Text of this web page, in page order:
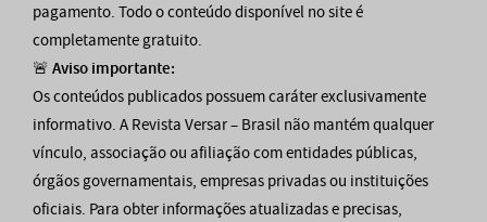
pagamento. Todo o conteúdo disponível no site é
completamente gratuito.
🚨 Aviso importante:
Os conteúdos publicados possuem caráter exclusivamente
informativo. A Revista Versar – Brasil não mantém qualquer
vínculo, associação ou afiliação com entidades públicas,
órgãos governamentais, empresas privadas ou instituições
oficiais. Para obter informações atualizadas e precisas,